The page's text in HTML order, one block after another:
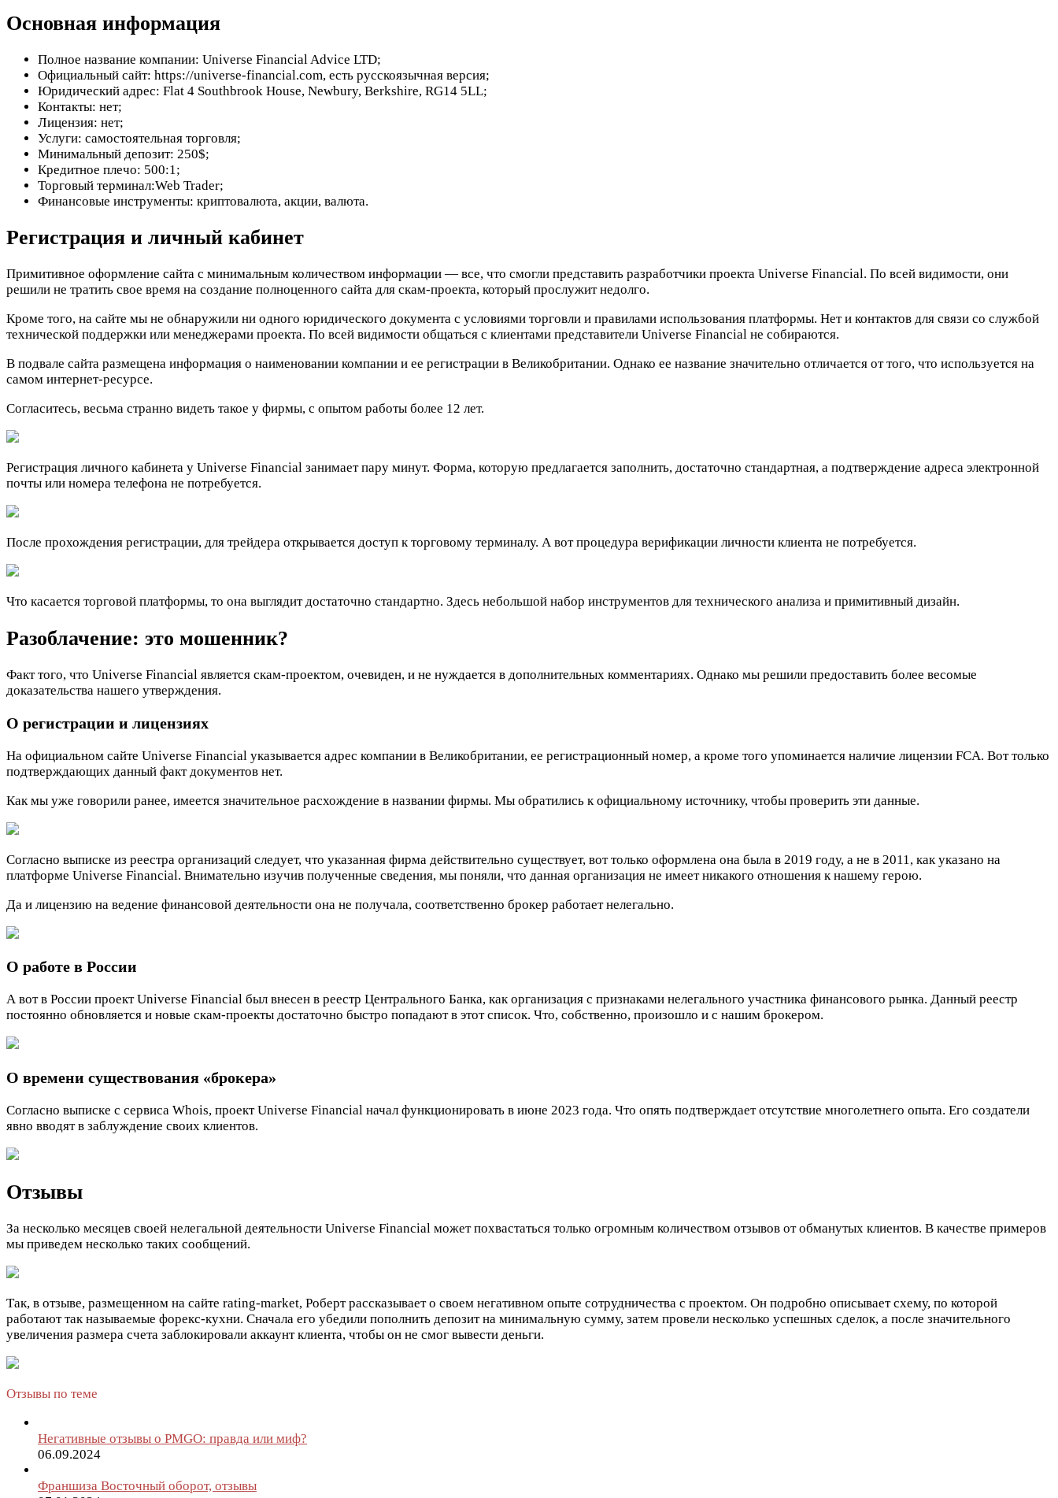
Основная информация
Полное название компании: Universe Financial Advice LTD;
Официальный сайт: https://universe-financial.com, есть русскоязычная версия;
Юридический адрес: Flat 4 Southbrook House, Newbury, Berkshire, RG14 5LL;
Контакты: нет;
Лицензия: нет;
Услуги: самостоятельная торговля;
Минимальный депозит: 250$;
Кредитное плечо: 500:1;
Торговый терминал:Web Trader;
Финансовые инструменты: криптовалюта, акции, валюта.
Регистрация и личный кабинет
Примитивное оформление сайта с минимальным количеством информации — все, что смогли представить разработчики проекта Universe Financial. По всей видимости, они
решили не тратить свое время на создание полноценного сайта для скам-проекта, который прослужит недолго.
Кроме того, на сайте мы не обнаружили ни одного юридического документа с условиями торговли и правилами использования платформы. Нет и контактов для связи со службой
технической поддержки или менеджерами проекта. По всей видимости общаться с клиентами представители Universe Financial не собираются.
В подвале сайта размещена информация о наименовании компании и ее регистрации в Великобритании. Однако ее название значительно отличается от того, что используется на
самом интернет-ресурсе.
Согласитесь, весьма странно видеть такое у фирмы, с опытом работы более 12 лет.
Регистрация личного кабинета у Universe Financial занимает пару минут. Форма, которую предлагается заполнить, достаточно стандартная, а подтверждение адреса электронной
почты или номера телефона не потребуется.
После прохождения регистрации, для трейдера открывается доступ к торговому терминалу. А вот процедура верификации личности клиента не потребуется.
Что касается торговой платформы, то она выглядит достаточно стандартно. Здесь небольшой набор инструментов для технического анализа и примитивный дизайн.
Разоблачение: это мошенник?
Факт того, что Universe Financial является скам-проектом, очевиден, и не нуждается в дополнительных комментариях. Однако мы решили предоставить более весомые
доказательства нашего утверждения.
О регистрации и лицензиях
На официальном сайте Universe Financial указывается адрес компании в Великобритании, ее регистрационный номер, а кроме того упоминается наличие лицензии FCA. Вот только
подтверждающих данный факт документов нет.
Как мы уже говорили ранее, имеется значительное расхождение в названии фирмы. Мы обратились к официальному источнику, чтобы проверить эти данные.
Согласно выписке из реестра организаций следует, что указанная фирма действительно существует, вот только оформлена она была в 2019 году, а не в 2011, как указано на
платформе Universe Financial. Внимательно изучив полученные сведения, мы поняли, что данная организация не имеет никакого отношения к нашему герою.
Да и лицензию на ведение финансовой деятельности она не получала, соответственно брокер работает нелегально.
О работе в России
А вот в России проект Universe Financial был внесен в реестр Центрального Банка, как организация с признаками нелегального участника финансового рынка. Данный реестр
постоянно обновляется и новые скам-проекты достаточно быстро попадают в этот список. Что, собственно, произошло и с нашим брокером.
О времени существования «брокера»
Согласно выписке с сервиса Whois, проект Universe Financial начал функционировать в июне 2023 года. Что опять подтверждает отсутствие многолетнего опыта. Его создатели
явно вводят в заблуждение своих клиентов.
Отзывы
За несколько месяцев своей нелегальной деятельности Universe Financial может похвастаться только огромным количеством отзывов от обманутых клиентов. В качестве примеров
мы приведем несколько таких сообщений.
Так, в отзыве, размещенном на сайте rating-market, Роберт рассказывает о своем негативном опыте сотрудничества с проектом. Он подробно описывает схему, по которой
работают так называемые форекс-кухни. Сначала его убедили пополнить депозит на минимальную сумму, затем провели несколько успешных сделок, а после значительного
увеличения размера счета заблокировали аккаунт клиента, чтобы он не смог вывести деньги.
Отзывы по теме
Негативные отзывы о PMGO: правда или миф?
06.09.2024
Франшиза Восточный оборот, отзывы